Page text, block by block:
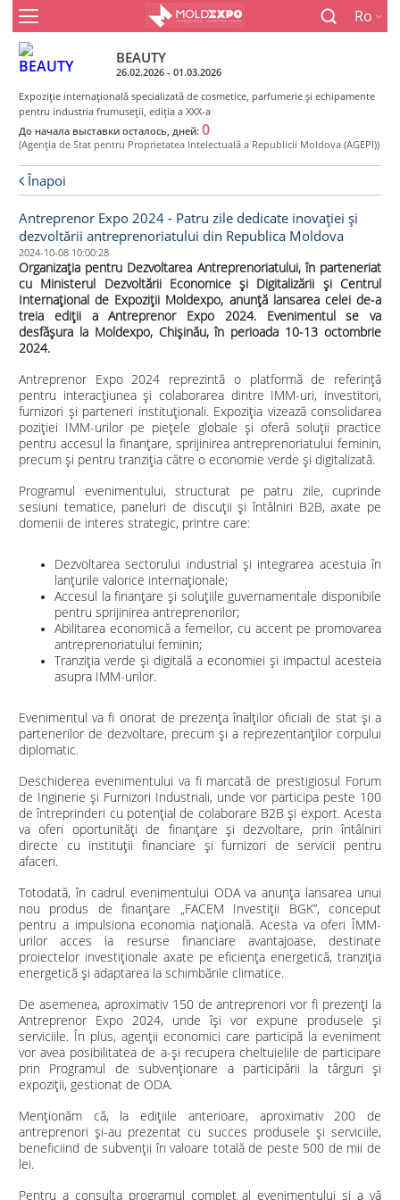
Ro
BEAUTY
26.02.2026 - 01.03.2026
Expoziţie internaţională specializată de cosmetice, parfumerie şi echipamente
pentru industria frumuseţii, ediţia a XXX-a
До начала выставки осталось, дней: 0
(Agenţia de Stat pentru Proprietatea Intelectuală a Republicii Moldova (AGEPI))
Înapoi
Antreprenor Expo 2024 - Patru zile dedicate inovației și
dezvoltării antreprenoriatului din Republica Moldova
2024-10-08 10:00:28
Organizația pentru Dezvoltarea Antreprenoriatului, în parteneriat
cu Ministerul Dezvoltării Economice și Digitalizării și Centrul
Internațional de Expoziții Moldexpo, anunță lansarea celei de-a
treia ediții a Antreprenor Expo 2024. Evenimentul se va
desfășura la Moldexpo, Chișinău, în perioada 10-13 octombrie
2024.
Antreprenor Expo 2024 reprezintă o platformă de referință
pentru interacțiunea și colaborarea dintre IMM-uri, investitori,
furnizori și parteneri instituționali. Expoziția vizează consolidarea
poziției IMM-urilor pe piețele globale și oferă soluții practice
pentru accesul la finanțare, sprijinirea antreprenoriatului feminin,
precum și pentru tranziția către o economie verde și digitalizată.
Programul evenimentului, structurat pe patru zile, cuprinde
sesiuni tematice, paneluri de discuții și întâlniri B2B, axate pe
domenii de interes strategic, printre care:
Dezvoltarea sectorului industrial și integrarea acestuia în
lanțurile valorice internaționale;
Accesul la finanțare și soluțiile guvernamentale disponibile
pentru sprijinirea antreprenorilor;
Abilitarea economică a femeilor, cu accent pe promovarea
antreprenoriatului feminin;
Tranziția verde și digitală a economiei și impactul acesteia
asupra IMM-urilor.
Evenimentul va fi onorat de prezența înalților oficiali de stat și a
partenerilor de dezvoltare, precum și a reprezentanților corpului
diplomatic.
Deschiderea evenimentului va fi marcată de prestigiosul Forum
de Inginerie și Furnizori Industriali, unde vor participa peste 100
de întreprinderi cu potențial de colaborare B2B și export. Acesta
va oferi oportunități de finanțare și dezvoltare, prin întâlniri
directe cu instituții financiare și furnizori de servicii pentru
afaceri.
Totodată, în cadrul evenimentului ODA va anunța lansarea unui
nou produs de finanțare „FACEM Investiții BGK”, conceput
pentru a impulsiona economia națională. Acesta va oferi ÎMM-
urilor acces la resurse financiare avantajoase, destinate
proiectelor investiționale axate pe eficiența energetică, tranziția
energetică și adaptarea la schimbările climatice.
De asemenea, aproximativ 150 de antreprenori vor fi prezenți la
Antreprenor Expo 2024, unde își vor expune produsele și
serviciile. În plus, agenții economici care participă la eveniment
vor avea posibilitatea de a-și recupera cheltuielile de participare
prin Programul de subvenționare a participării la târguri și
expoziții, gestionat de ODA.
Menționăm că, la edițiile anterioare, aproximativ 200 de
antreprenori și-au prezentat cu succes produsele și serviciile,
beneficiind de subvenții în valoare totală de peste 500 de mii de
lei.
Pentru a consulta programul complet al evenimentului și a vă